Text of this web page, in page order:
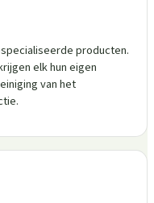
producten.
elk hun eigen
van het